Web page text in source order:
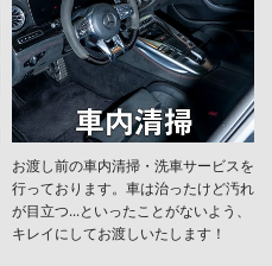
お渡し前の車内清掃・洗車サービスを
行っております。車は治ったけど汚れ
が目立つ...といったことがないよう、
キレイにしてお渡しいたします！